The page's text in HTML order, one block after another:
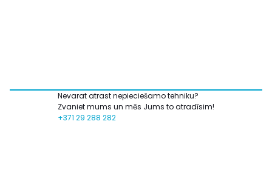
Nevarat atrast nepieciešamo tehniku?
Zvaniet mums un mēs Jums to atradīsim!
+371 29 288 282